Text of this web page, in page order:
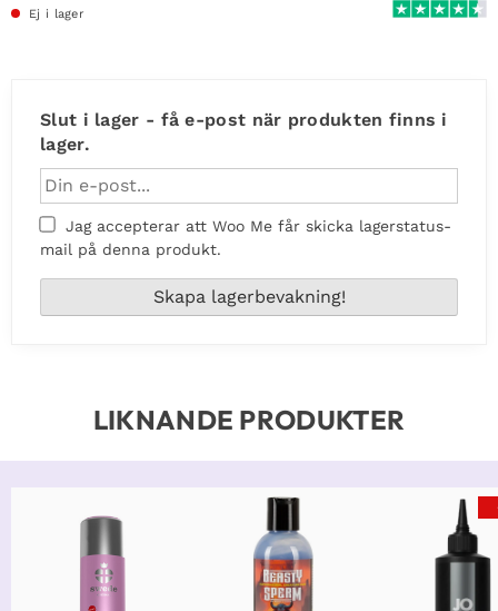
priset
Ej i lager
Slut i lager - få e-post när produkten finns i
lager.
Jag accepterar att Woo Me får skicka lagerstatus-
mail på denna produkt.
LIKNANDE PRODUKTER